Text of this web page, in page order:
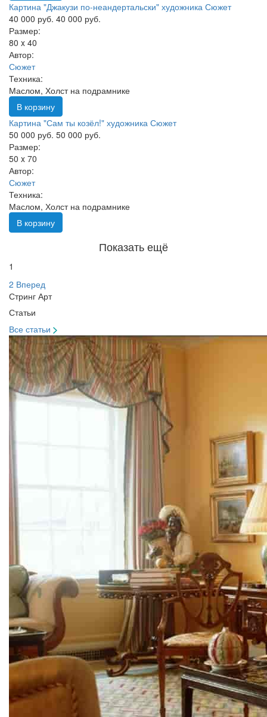
Картина "Джакузи по-неандертальски" художника Сюжет
40 000 руб. 40 000 руб.
Размер:
80 x 40
Автор:
Сюжет
Техника:
Маслом, Холст на подрамнике
В корзину
Картина "Сам ты козёл!" художника Сюжет
50 000 руб. 50 000 руб.
Размер:
50 x 70
Автор:
Сюжет
Техника:
Маслом, Холст на подрамнике
В корзину
Показать ещё
1
2 Вперед
Стринг Арт
Статьи
Все статьи